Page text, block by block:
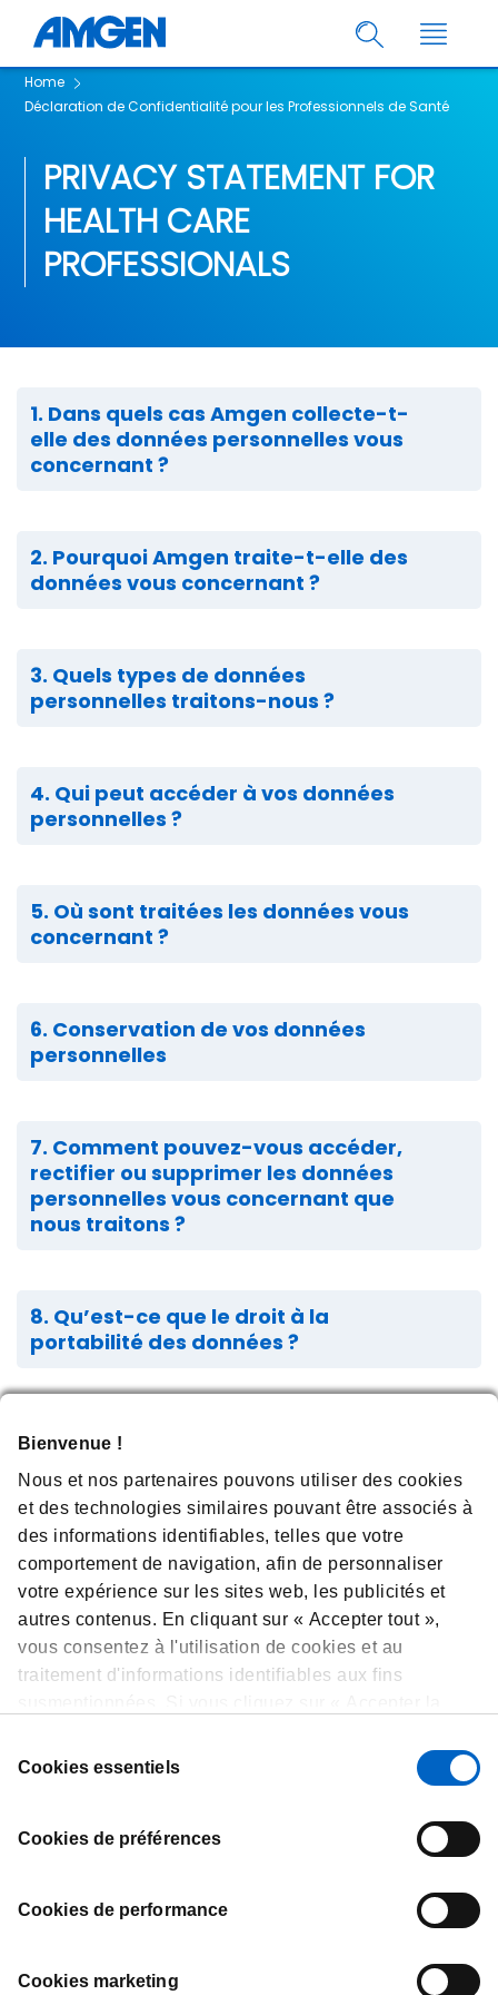
Bienvenue !
Nous et nos partenaires pouvons utiliser des cookies
et des technologies similaires pouvant être associés à
des informations identifiables, telles que votre
comportement de navigation, afin de personnaliser
votre expérience sur les sites web, les publicités et
autres contenus. En cliquant sur « Accepter tout »,
vous consentez à l'utilisation de cookies et au
traitement d'informations identifiables aux fins
sélectionnés. Vous pouvez à tout moment consulter,
modifier ou retirer votre consentement en cliquant sur
duCookies essentiels
Cookies de préférences
Cookies de performance
Cookies marketing
Home
Déclaration de Confidentialité pour les Professionnels de Santé
PRIVACY STATEMENT FOR
HEALTH CARE
PROFESSIONALS
1. Dans quels cas Amgen collecte-t-
elle des données personnelles vous
concernant ?
2. Pourquoi Amgen traite-t-elle des
données vous concernant ?
3. Quels types de données
personnelles traitons-nous ?
4. Qui peut accéder à vos données
personnelles ?
5. Où sont traitées les données vous
concernant ?
6. Conservation de vos données
personnelles
7. Comment pouvez-vous accéder,
rectifier ou supprimer les données
personnelles vous concernant que
nous traitons ?
8. Qu’est-ce que le droit à la
portabilité des données ?
9. Comment pouvez-vous déposer une
protection des données ?
10. Comment pouvez-vous contacter le
délégué à la protection des données ?
Déclaration de Confidentialité Locale
Déclaration de Confidentialité